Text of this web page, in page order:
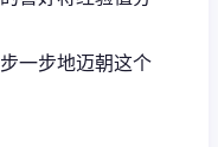
一步地迈朝这个